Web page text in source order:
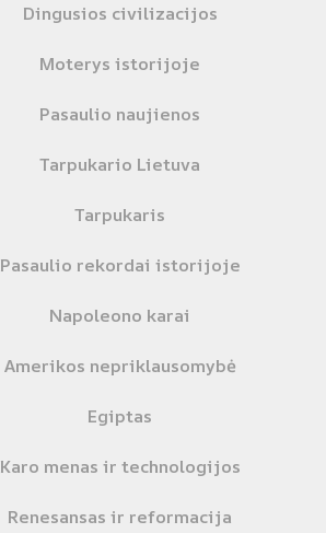
Dingusios civilizacijos
Moterys istorijoje
Pasaulio naujienos
Tarpukario Lietuva
Tarpukaris
Pasaulio rekordai istorijoje
Napoleono karai
Amerikos nepriklausomybė
Egiptas
Karo menas ir technologijos
Renesansas ir reformacija